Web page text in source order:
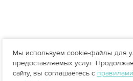
Мы используем cookie-файлы для
предоставляемых услуг.
сайту, вы соглашаетесь с